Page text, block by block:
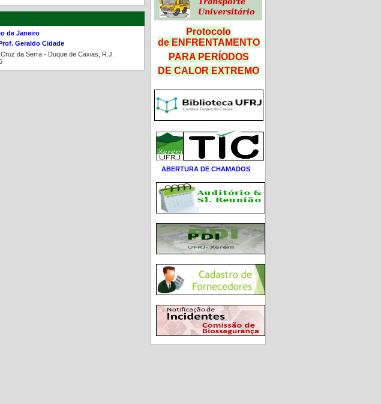
de Janeiro
Geraldo Cidade
da Serra - Duque de Caxias, R.J.
Protocolo
de ENFRENTAMENTO
PARA PERÍODOS
DE CALOR EXTREMO
ABERTURA DE CHAMADOS